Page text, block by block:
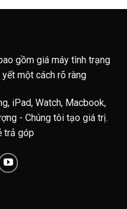
gồm giá máy tình trạng
một cách rõ ràng
iPad, Watch, Macbook,
- Chúng tôi tạo giá trị.
trả góp